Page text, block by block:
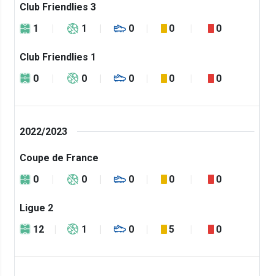
Club Friendlies 3
1
1 0 0 0
Club Friendlies 1
0
0 0 0 0
2022/2023
Coupe de France
0
0 0 0 0
Ligue 2
12
1 0 5 0